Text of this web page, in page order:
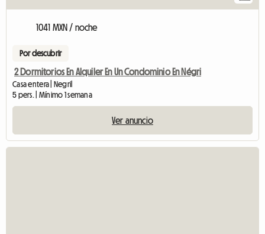
1041 MXN / noche
Por descubrir
2 Dormitorios En Alquiler En Un Condominio En Négri
Casa entera | Negril
5 pers. | Mínimo 1 semana
Ver anuncio